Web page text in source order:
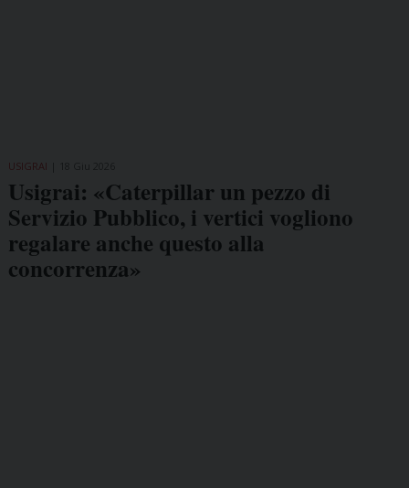
USIGRAI
Usigrai: «Caterpillar un pezzo di
Servizio Pubblico, i vertici vogliono
regalare anche questo alla
concorrenza»